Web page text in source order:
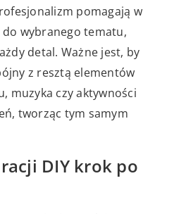
pomagają w
wybranego tematu,
detal. Ważne jest, by
z resztą elementów
muzyka czy aktywności
tworząc tym samym
DIY krok po